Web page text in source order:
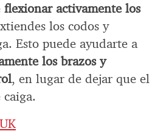
flexionar activamente los
los codos y
Esto puede ayudarte a
los brazos y
, en lugar de dejar que el